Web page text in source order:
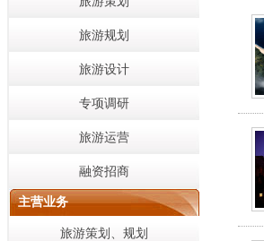
旅游规划
旅游设计
专项调研
旅游运营
融资招商
主营业务
旅游策划、规划